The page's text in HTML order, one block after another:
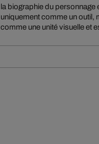
comme une unité visuelle et